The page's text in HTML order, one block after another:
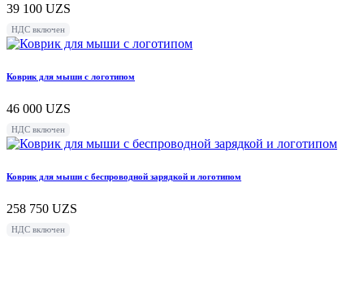
39 100 UZS
НДС включен
Коврик для мыши с логотипом
46 000 UZS
НДС включен
Коврик для мыши с беспроводной зарядкой и логотипом
258 750 UZS
НДС включен